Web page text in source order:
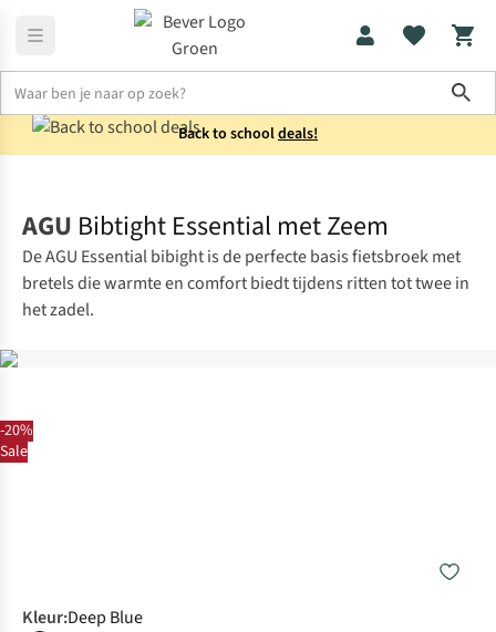
Back to schooldeals!
-20%
Sale
AGU Bibtight Essential met Zeem
De AGU Essential bibight is de perfecte basis fietsbroek met
bretels die warmte en comfort biedt tijdens ritten tot twee in
het zadel.
Kleur:Deep Blue